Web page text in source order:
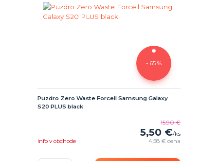
- 65 %
Puzdro Zero Waste Forcell Samsung Galaxy
S20 PLUS black
15,90 €
5,50 €/ks
4,58 €cena
Info v obchode